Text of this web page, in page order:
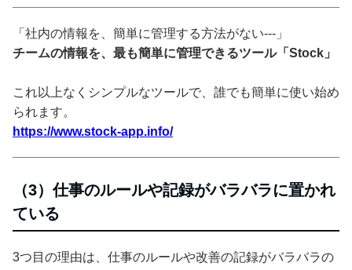
「社内の情報を、簡単に管理する方法がない---」
チームの情報を、最も簡単に管理できるツール「Stock」
これ以上なくシンプルなツールで、誰でも簡単に使い始め
られます。
https://www.stock-app.info/
（3）仕事のルールや記録がバラバラに置かれ
ている
3つ目の理由は、仕事のルールや改善の記録がバラバラの